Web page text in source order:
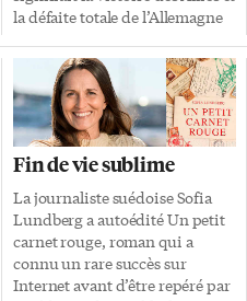
«Avec les mains, on […]
la défaite totale de l’Allemagne
elle avait été longue cette guerre
qui se déroulait loin d’ici, en
Europe principalement. Si elle
avait été déclenchée par
l’assassinat le 28 juin 1914, à
Sarajevo (Bosnie-Herzégovine),
de l’archiduc François-
Ferdinand, héritier du trône
d’Autriche-Hongrie, et de son
épouse, cet événement n’avait
fait que pousser à l’extrême des
Fin de vie sublime
La journaliste suédoise Sofia
Lundberg a autoédité Un petit
carnet rouge, roman qui a
connu un rare succès sur
Internet avant d’être repéré par